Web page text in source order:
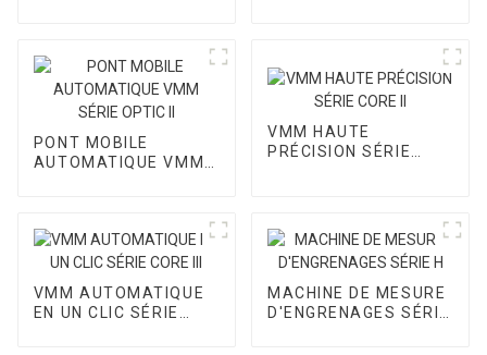
PONT MOBILE
AUTOMATIQUE VMM
VMM HAUTE
PRÉCISION SÉRIE
VMM AUTOMATIQUE
EN UN CLIC SÉRIE
MACHINE DE MESURE
D'ENGRENAGES SÉRIE